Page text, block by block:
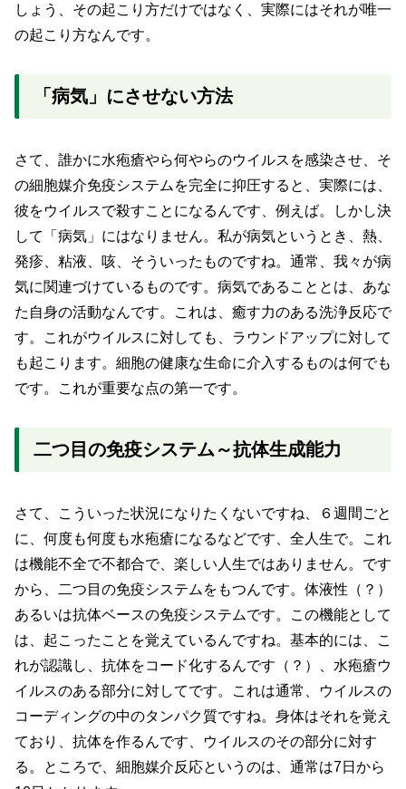
しょう、その起こり方だけではなく、実際にはそれが唯一
の起こり方なんです。
「病気」にさせない方法
さて、誰かに水疱瘡やら何やらのウイルスを感染させ、そ
の細胞媒介免疫システムを完全に抑圧すると、実際には、
彼をウイルスで殺すことになるんです、例えば。しかし決
して「病気」にはなりません。私が病気というとき、熱、
発疹、粘液、咳、そういったものですね。通常、我々が病
気に関連づけているものです。病気であることとは、あな
た自身の活動なんです。これは、癒す力のある洗浄反応で
す。これがウイルスに対しても、ラウンドアップに対して
も起こります。細胞の健康な生命に介入するものは何でも
です。これが重要な点の第一です。
二つ目の免疫システム～抗体生成能力
さて、こういった状況になりたくないですね、６週間ごと
に、何度も何度も水疱瘡になるなどです、全人生で。これ
は機能不全で不都合で、楽しい人生ではありません。です
から、二つ目の免疫システムをもつんです。体液性（？）
あるいは抗体ベースの免疫システムです。この機能として
は、起こったことを覚えているんですね。基本的には、こ
れが認識し、抗体をコード化するんです（？）、水疱瘡ウ
イルスのある部分に対してです。これは通常、ウイルスの
コーディングの中のタンパク質ですね。身体はそれを覚え
ており、抗体を作るんです、ウイルスのその部分に対す
る。ところで、細胞媒介反応というのは、通常は7日から